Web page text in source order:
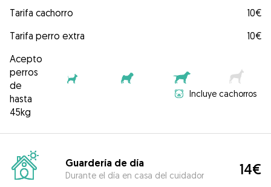
Tarifa cachorro
10€
Tarifa perro extra
10€
Acepto
perros
de
hasta
45kg
Incluye cachorros
Guardería de día
Durante el día en casa del cuidador 14€